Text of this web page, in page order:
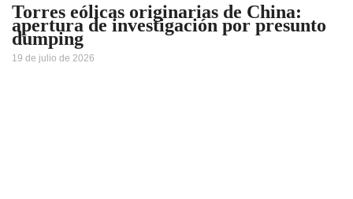
Torres eólicas originarias de China:
apertura de investigación por presunto
dumping
19 de julio de 2026